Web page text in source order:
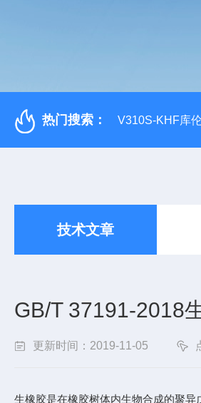
热门搜索： V310S-KHF库
技术文章
GB/T 37191-2018
更新时间：2019-11-05
生橡胶是在橡胶树体内生物合成的聚异